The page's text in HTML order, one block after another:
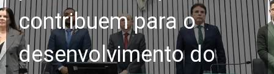
contribuem para o
desenvolvimento do